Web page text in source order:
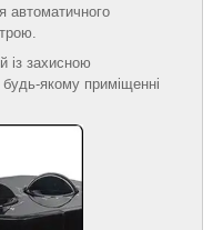
автоматичного
із захисною
якому приміщенні